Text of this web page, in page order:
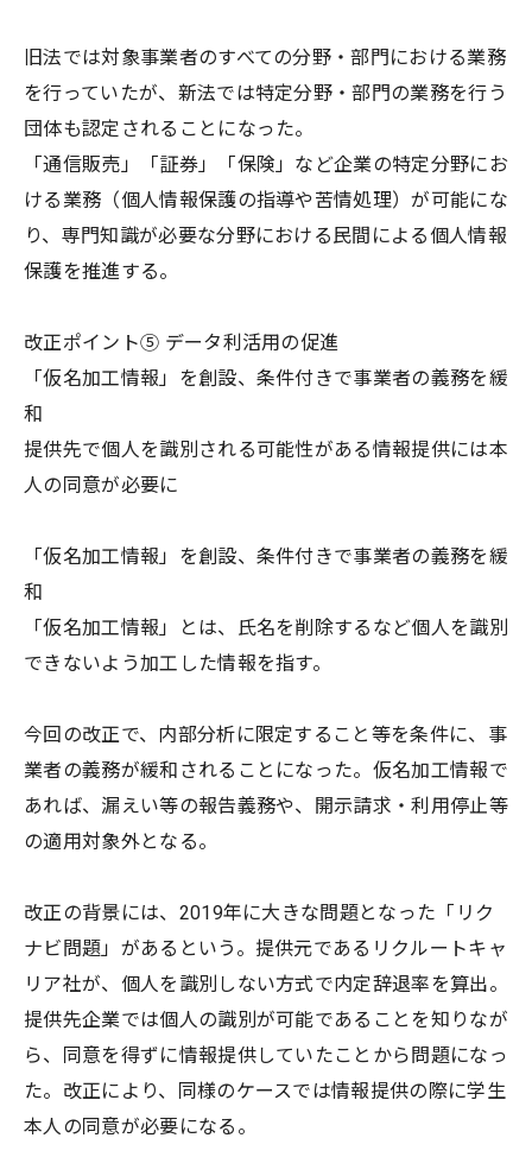
旧法では対象事業者のすべての分野・部門における業務
を行っていたが、新法では特定分野・部門の業務を行う
団体も認定されることになった。
「通信販売」「証券」「保険」など企業の特定分野にお
ける業務（個人情報保護の指導や苦情処理）が可能にな
り、専門知識が必要な分野における民間による個人情報
保護を推進する。
改正ポイント⑤ データ利活用の促進
「仮名加工情報」を創設、条件付きで事業者の義務を緩
和
提供先で個人を識別される可能性がある情報提供には本
人の同意が必要に
「仮名加工情報」を創設、条件付きで事業者の義務を緩
和
「仮名加工情報」とは、氏名を削除するなど個人を識別
できないよう加工した情報を指す。
今回の改正で、内部分析に限定すること等を条件に、事
業者の義務が緩和されることになった。仮名加工情報で
あれば、漏えい等の報告義務や、開示請求・利用停止等
の適用対象外となる。
改正の背景には、2019年に大きな問題となった「リク
ナビ問題」があるという。提供元であるリクルートキャ
リア社が、個人を識別しない方式で内定辞退率を算出。
提供先企業では個人の識別が可能であることを知りなが
ら、同意を得ずに情報提供していたことから問題になっ
た。改正により、同様のケースでは情報提供の際に学生
本人の同意が必要になる。